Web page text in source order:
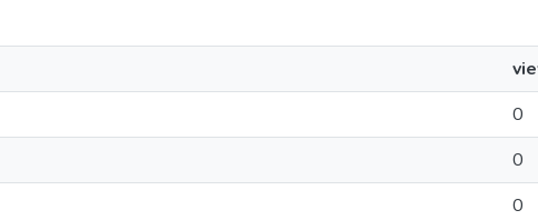
0
0
0